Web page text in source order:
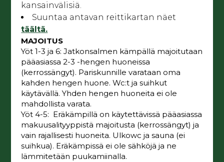
kansainvälisiä.
Suuntaa antavan reittikartan näet
täältä.
MAJOITUS
Yöt 1-3 ja 6: Jatkonsalmen kämpällä majoitutaan
pääasiassa 2-3 -hengen huoneissa
(kerrossängyt). Pariskunnille varataan oma
kahden hengen huone. Wc:t ja suihkut
käytävällä. Yhden hengen huoneita ei ole
mahdollista varata.
Yöt 4-5: Eräkämpillä on käytettävissä pääasiassa
makuusalityyppistä majoitusta (kerrossängyt) ja
vain rajallisesti huoneita. Ulkowc ja sauna (ei
suihkua). Eräkämpissä ei ole sähköjä ja ne
lämmitetään puukamiinalla.